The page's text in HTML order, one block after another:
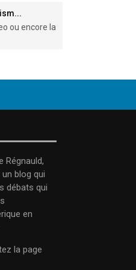
ou encore la
Régnauld,
blog qui
débats qui
en
la page